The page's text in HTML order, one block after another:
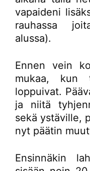
vapaideni
rauhassa
alussa).
Ennen vein
mukaa, kun
loppuivat.
ja niitä
sekä ystäville,
nyt päätin
Ensinnäkin